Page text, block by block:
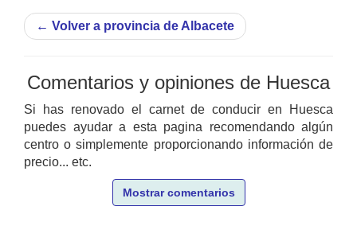
← Volver a provincia de Albacete
Comentarios y opiniones de Huesca
Si has renovado el carnet de conducir en Huesca
puedes ayudar a esta pagina recomendando algún
centro o simplemente proporcionando información de
precio... etc.
Mostrar comentarios